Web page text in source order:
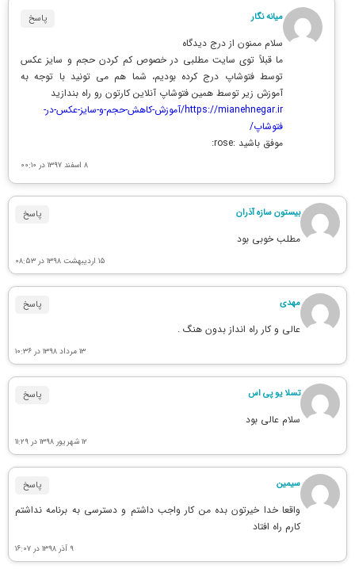
میانه نگار پاسخ
سلام ممنون از درج دیدگاه
ما قبلاً توی سایت مطلبی در خصوص کم کردن حجم و سایز عکس
توسط فتوشاپ درج کرده بودیم، شما هم می تونید با توجه به
آموزش زیر توسط همین فتوشاپ آنلاین کارتون رو راه بندازید
https://mianehnegar.ir/آموزش-کاهش-حجم-و-سایز-عکس-در-
فتوشاپ/
موفق باشید :rose:
۸ اسفند ۱۳۹۷ در ۰۰:۱۰
بیستون سازه آذران پاسخ
مطلب خوبی بود
۱۵ اردیبهشت ۱۳۹۸ در ۰۸:۵۳
مهدی پاسخ
عالی و کار راه انداز بدون هنگ .
۱۳ مرداد ۱۳۹۸ در ۱۰:۳۶
تسلا یو پی اس پاسخ
سلام عالی بود
۱۲ شهریور ۱۳۹۸ در ۱۱:۲۹
سیمین پاسخ
واقعا خدا خیرتون بده من کار واجب داشتم و دسترسی به برنامه نداشتم
کارم راه افتاد
۹ آذر ۱۳۹۸ در ۱۶:۰۷